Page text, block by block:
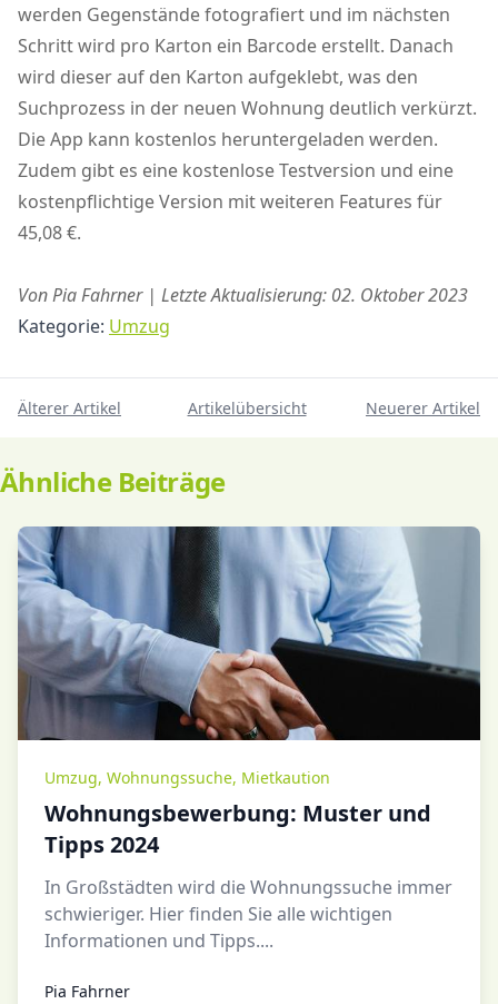
werden Gegenstände fotografiert und im nächsten
Schritt wird pro Karton ein Barcode erstellt. Danach
wird dieser auf den Karton aufgeklebt, was den
Suchprozess in der neuen Wohnung deutlich verkürzt.
Die App kann kostenlos heruntergeladen werden.
Zudem gibt es eine kostenlose Testversion und eine
kostenpflichtige Version mit weiteren Features für
45,08 €.
Von Pia Fahrner | Letzte Aktualisierung: 02. Oktober 2023
Kategorie: Umzug
Älterer Artikel Artikelübersicht Neuerer Artikel
Ähnliche Beiträge
Umzug, Wohnungssuche, Mietkaution
Wohnungsbewerbung: Muster und
Tipps 2024
In Großstädten wird die Wohnungssuche immer
schwieriger. Hier finden Sie alle wichtigen
Informationen und Tipps....
Pia Fahrner